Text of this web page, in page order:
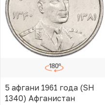
5 афгани 1961 года (SH
1340) Афганистан